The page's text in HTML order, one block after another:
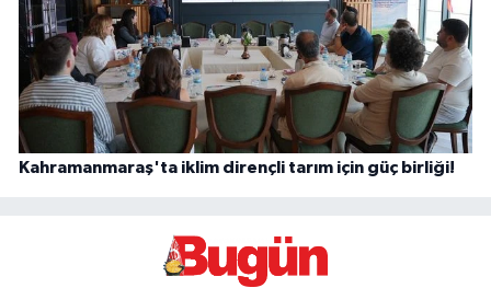
Kahramanmaraş'ta iklim dirençli tarım için güç birliği!